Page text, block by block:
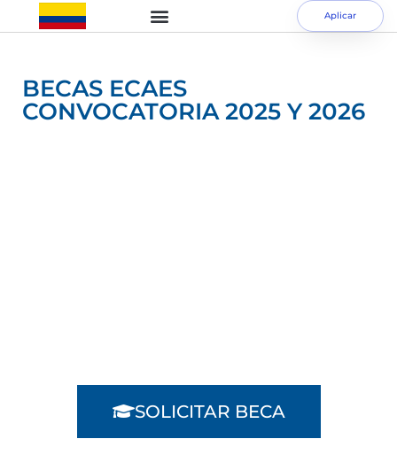
Aplicar
BECAS ECAES
CONVOCATORIA 2025 Y 2026
SOLICITAR BECA